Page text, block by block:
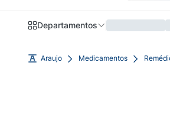
Departamentos
Araujo Medicamentos